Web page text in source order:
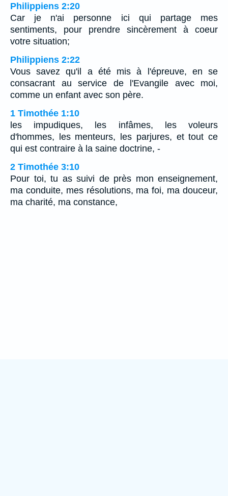
Philippiens 2:20
Car je n'ai personne ici qui partage mes
sentiments, pour prendre sincèrement à coeur
votre situation;
Philippiens 2:22
Vous savez qu'il a été mis à l'épreuve, en se
consacrant au service de l'Evangile avec moi,
comme un enfant avec son père.
1 Timothée 1:10
les impudiques, les infâmes, les voleurs
d'hommes, les menteurs, les parjures, et tout ce
qui est contraire à la saine doctrine, -
2 Timothée 3:10
Pour toi, tu as suivi de près mon enseignement,
ma conduite, mes résolutions, ma foi, ma douceur,
ma charité, ma constance,